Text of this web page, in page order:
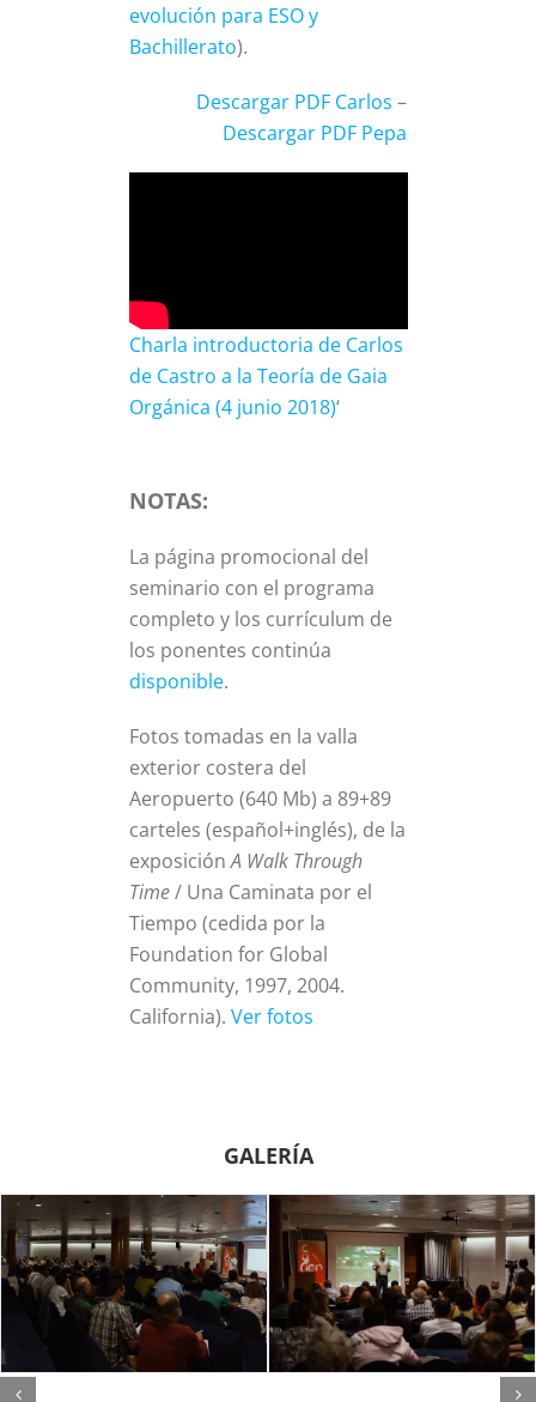
evolución para ESO y
Bachillerato).
Descargar PDF Carlos –
Descargar PDF Pepa
Charla introductoria de Carlos
de Castro a la Teoría de Gaia
Orgánica (4 junio 2018)‘
NOTAS:
La página promocional del
seminario con el programa
completo y los currículum de
los ponentes continúa
disponible.
Fotos tomadas en la valla
exterior costera del
Aeropuerto (640 Mb) a 89+89
carteles (español+inglés), de la
exposiciónA Walk Through
Time/ Una Caminata por el
Tiempo (cedida por la
Foundation for Global
Community, 1997, 2004.
California). Ver fotos
GALERÍA